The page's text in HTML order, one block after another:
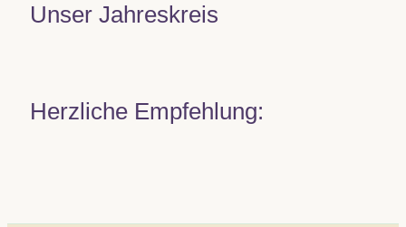
Unser Jahreskreis
Herzliche Empfehlung: